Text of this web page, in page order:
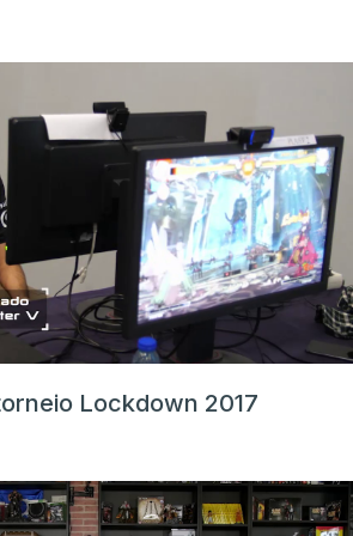
Lockdown 2017